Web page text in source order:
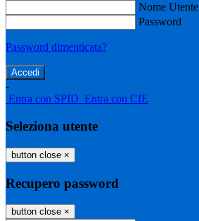
Nome Utente
Password
Password dimenticata?
-
Entra con SPID Entra con CIE
Seleziona utente
button close ×
Recupero password
button close ×